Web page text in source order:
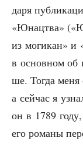
да­ря
«Юнацтва»
из моги­кан» и
в основ­ном
ше. Тогда меня
а сей­час я
он в 1789
его рома­ны